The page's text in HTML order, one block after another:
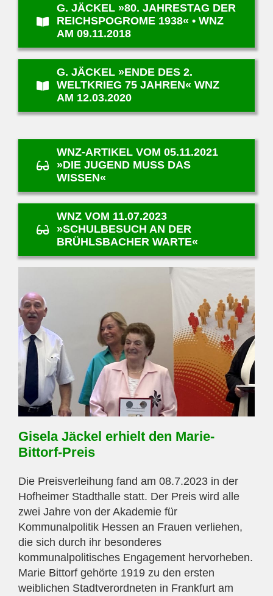
G. JÄCKEL »80. JAHRESTAG DER
REICHSPOGROME 1938« • WNZ
AM 09.11.2018
G. JÄCKEL »ENDE DES 2.
WELTKRIEG 75 JAHREN« WNZ
AM 12.03.2020
WNZ-ARTIKEL VOM 05.11.2021
»DIE JUGEND MUSS DAS
WISSEN«
WNZ VOM 11.07.2023
»SCHULBESUCH AN DER
BRÜHLSBACHER WARTE«
Gisela Jäckel erhielt den Marie-
Bittorf-Preis
Die Preisverleihung fand am 08.7.2023 in der
Hofheimer Stadthalle statt. Der Preis wird alle
zwei Jahre von der Akademie für
Kommunalpolitik Hessen an Frauen verliehen,
die sich durch ihr besonderes
kommunalpolitisches Engagement hervorheben.
Marie Bittorf gehörte 1919 zu den ersten
weiblichen Stadtverordneten in Frankfurt am